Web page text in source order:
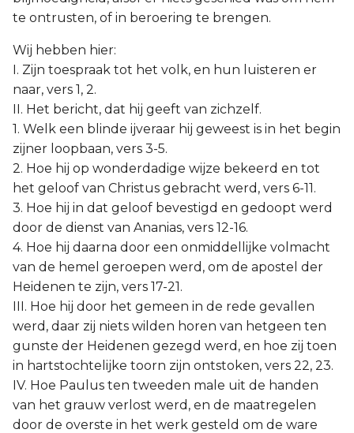
te ontrusten, of in beroering te brengen.
Wij hebben hier:
I. Zijn toespraak tot het volk, en hun luisteren er
naar, vers 1, 2.
II. Het bericht, dat hij geeft van zichzelf.
1. Welk een blinde ijveraar hij geweest is in het begin
zijner loopbaan, vers 3-5.
2. Hoe hij op wonderdadige wijze bekeerd en tot
het geloof van Christus gebracht werd, vers 6-11.
3. Hoe hij in dat geloof bevestigd en gedoopt werd
door de dienst van Ananias, vers 12-16.
4. Hoe hij daarna door een onmiddellijke volmacht
van de hemel geroepen werd, om de apostel der
Heidenen te zijn, vers 17-21.
III. Hoe hij door het gemeen in de rede gevallen
werd, daar zij niets wilden horen van hetgeen ten
gunste der Heidenen gezegd werd, en hoe zij toen
in hartstochtelijke toorn zijn ontstoken, vers 22, 23.
IV. Hoe Paulus ten tweeden male uit de handen
van het grauw verlost werd, en de maatregelen
door de overste in het werk gesteld om de ware